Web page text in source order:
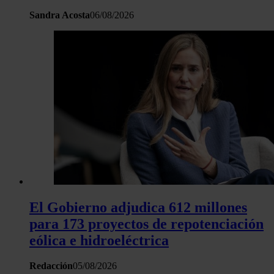
Sandra Acosta06/08/2026
El Gobierno adjudica 612 millones
para 173 proyectos de repotenciación
eólica e hidroeléctrica
Redacción05/08/2026